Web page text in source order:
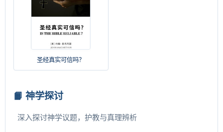
圣经真实可信吗？
📙 神学探讨
深入探讨神学议题，护教与真理辨析